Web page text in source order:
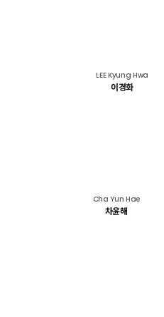
LEE Kyung Hwa
이경화
Cha Yun Hae
차윤해